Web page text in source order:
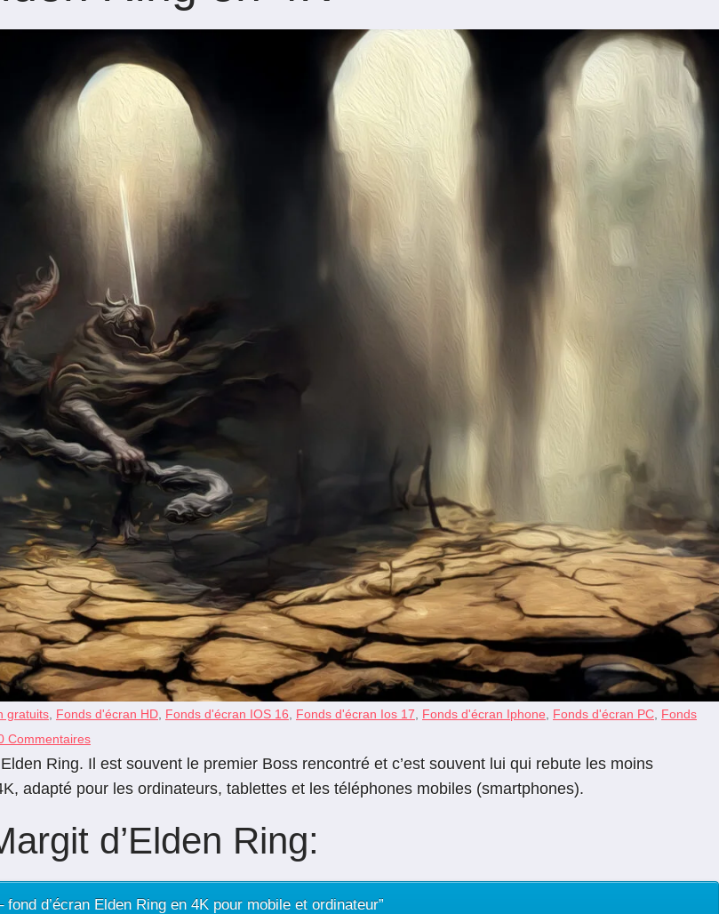
gratuits Fonds d'écran HD Fonds d'écran IOS 16 Fonds d'écran Ios 17 Fonds d'écran Iphone Fonds d'écran PC Fonds
Commentaires
Ring. Il est souvent le premier Boss rencontré et c’est souvent lui qui rebute les moins
adapté pour les ordinateurs, tablettes et les téléphones mobiles (smartphones).
d’Elden Ring:
fond d’écran Elden Ring en 4K pour mobile et ordinateur”